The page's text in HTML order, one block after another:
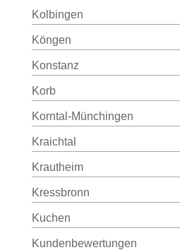
Kolbingen
Köngen
Konstanz
Korb
Korntal-Münchingen
Kraichtal
Krautheim
Kressbronn
Kuchen
Kundenbewertungen